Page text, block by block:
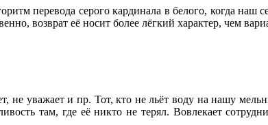
перевода серого кардинала в белого, когда наш
возврат её носит более лёгкий характер, чем
не уважает и пр. Тот, кто не льёт воду на нашу
там, где её никто не терял. Вовлекает